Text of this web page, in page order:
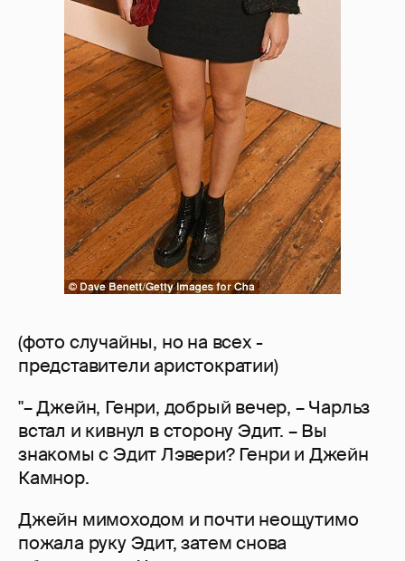
(фото случайны, но на всех -
представители аристократии)
"– Джейн, Генри, добрый вечер, – Чарльз
встал и кивнул в сторону Эдит. – Вы
знакомы с Эдит Лэвери? Генри и Джейн
Камнор.
Джейн мимоходом и почти неощутимо
пожала руку Эдит, затем снова